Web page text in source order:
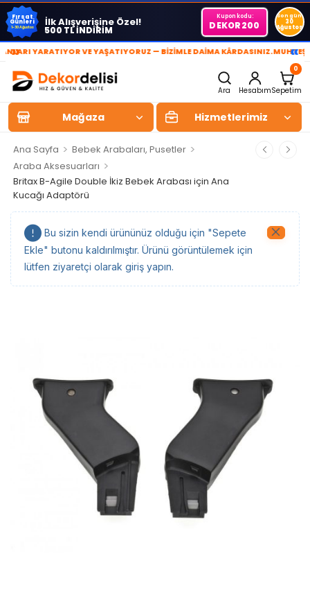
Fırsat
Günleri
1-30 Ağustos İlk Alışverişine Özel!
500 TL İNDİRİM
Kupon kodu:
DEKOR200
Son gün
30
Ağustos
» YARATIYOR VE YAŞATIYORUZ — BİZİMLE DAİMA KÂRDASINIZ. «
Ara Hesabım
0
Sepetim
Mağaza Hizmetlerimiz
Ana Sayfa > Bebek Arabaları, Pusetler >
Araba Aksesuarları >
Britax B-Agile Double İkiz Bebek Arabası için Ana
Kucağı Adaptörü
Bu sizin kendi ürününüz olduğu için "Sepete
Ekle" butonu kaldırılmıştır. Ürünü görüntülemek için
lütfen ziyaretçi olarak giriş yapın.